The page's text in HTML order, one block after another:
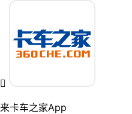

来卡车之家App